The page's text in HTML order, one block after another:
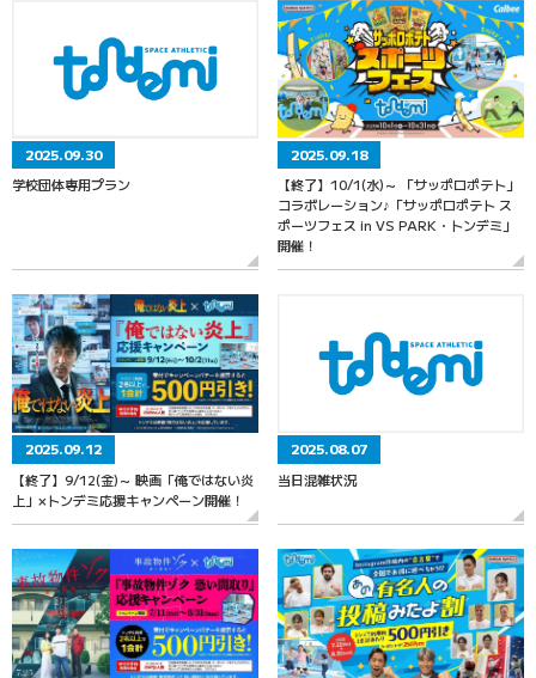
2025.09.30
学校団体専用プラン
2025.09.18
【終了】10/1(水)～ 「サッポロポテト」
コラボレーション♪「サッポロポテト ス
ポーツフェス in VS PARK・トンデミ」
開催！
2025.09.12
【終了】9/12(金)～ 映画「俺ではない炎
上」×トンデミ応援キャンペーン開催！
2025.08.07
当日混雑状況